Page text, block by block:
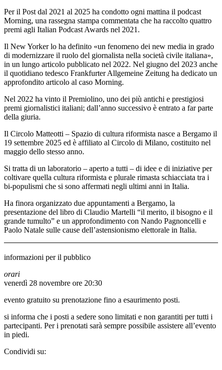
Per il Post dal 2021 al 2025 ha condotto ogni mattina il podcast
Morning, una rassegna stampa commentata che ha raccolto quattro
premi agli Italian Podcast Awards nel 2021.
Il New Yorker lo ha definito «un fenomeno dei new media in grado
di modernizzare il ruolo del giornalista nella società civile italiana»,
in un lungo articolo pubblicato nel 2022. Nel giugno del 2023 anche
il quotidiano tedesco Frankfurter Allgemeine Zeitung ha dedicato un
approfondito articolo al caso Morning.
Nel 2022 ha vinto il Premiolino, uno dei più antichi e prestigiosi
premi giornalistici italiani; dall’anno successivo è entrato a far parte
della giuria.
Il Circolo Matteotti – Spazio di cultura riformista nasce a Bergamo il
19 settembre 2025 ed è affiliato al Circolo di Milano, costituito nel
maggio dello stesso anno.
Si tratta di un laboratorio – aperto a tutti – di idee e di iniziative per
coltivare quella cultura riformista e plurale rimasta schiacciata tra i
bi-populismi che si sono affermati negli ultimi anni in Italia.
Ha finora organizzato due appuntamenti a Bergamo, la
presentazione del libro di Claudio Martelli “il merito, il bisogno e il
grande tumulto” e un approfondimento con Nando Pagnoncelli e
Paolo Natale sulle cause dell’astensionismo elettorale in Italia.
informazioni per il pubblico
orari
venerdì 28 novembre ore 20:30
evento gratuito su prenotazione fino a esaurimento posti.
si informa che i posti a sedere sono limitati e non garantiti per tutti i
partecipanti. Per i prenotati sarà sempre possibile assistere all’evento
in piedi.
Condividi su: